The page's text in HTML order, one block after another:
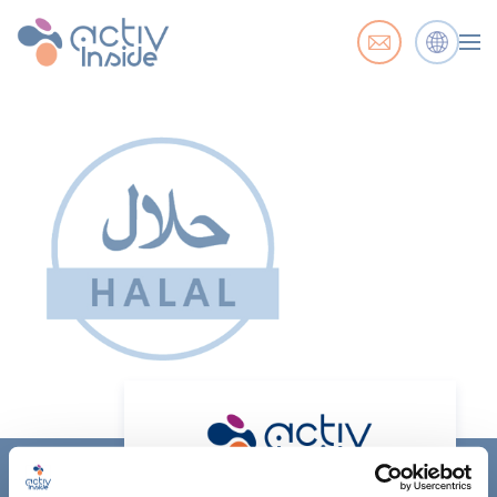
ACTIV'INSIDE: UPGRADE YOUR